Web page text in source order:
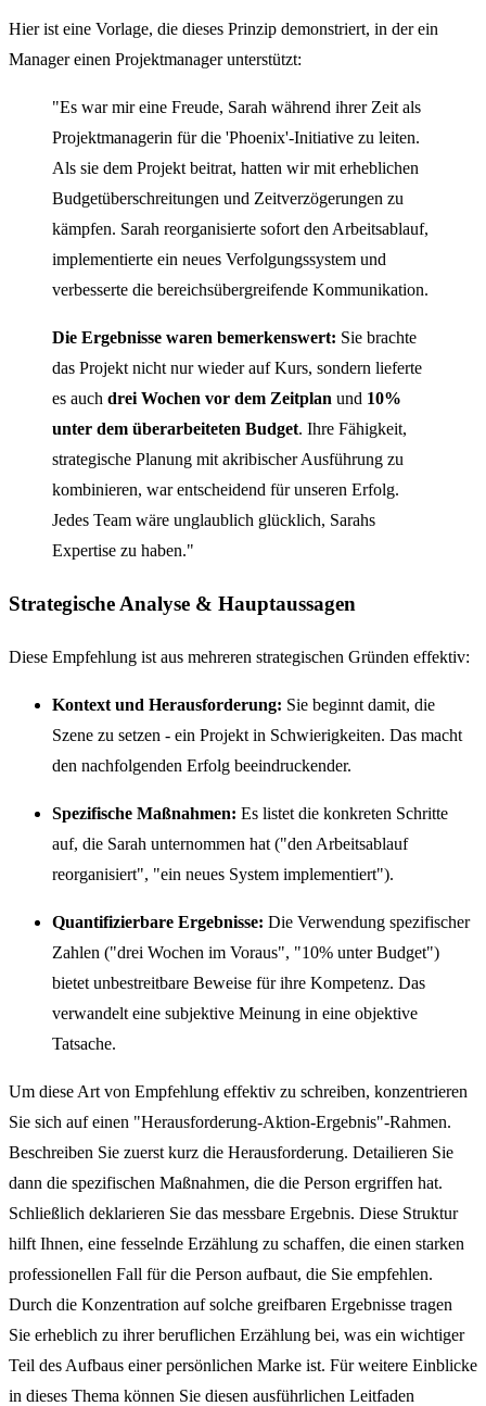
Hier ist eine Vorlage, die dieses Prinzip demonstriert, in der ein
Manager einen Projektmanager unterstützt:
"Es war mir eine Freude, Sarah während ihrer Zeit als
Projektmanagerin für die 'Phoenix'-Initiative zu leiten.
Als sie dem Projekt beitrat, hatten wir mit erheblichen
Budgetüberschreitungen und Zeitverzögerungen zu
kämpfen. Sarah reorganisierte sofort den Arbeitsablauf,
implementierte ein neues Verfolgungssystem und
verbesserte die bereichsübergreifende Kommunikation.
Die Ergebnisse waren bemerkenswert: Sie brachte
das Projekt nicht nur wieder auf Kurs, sondern lieferte
es auch drei Wochen vor dem Zeitplan und 10%
unter dem überarbeiteten Budget. Ihre Fähigkeit,
strategische Planung mit akribischer Ausführung zu
kombinieren, war entscheidend für unseren Erfolg.
Jedes Team wäre unglaublich glücklich, Sarahs
Expertise zu haben."
Strategische Analyse & Hauptaussagen
Diese Empfehlung ist aus mehreren strategischen Gründen effektiv:
Kontext und Herausforderung: Sie beginnt damit, die
Szene zu setzen - ein Projekt in Schwierigkeiten. Das macht
den nachfolgenden Erfolg beeindruckender.
Spezifische Maßnahmen: Es listet die konkreten Schritte
auf, die Sarah unternommen hat ("den Arbeitsablauf
reorganisiert", "ein neues System implementiert").
Quantifizierbare Ergebnisse: Die Verwendung spezifischer
Zahlen ("drei Wochen im Voraus", "10% unter Budget")
bietet unbestreitbare Beweise für ihre Kompetenz. Das
verwandelt eine subjektive Meinung in eine objektive
Tatsache.
Um diese Art von Empfehlung effektiv zu schreiben, konzentrieren
Sie sich auf einen "Herausforderung-Aktion-Ergebnis"-Rahmen.
Beschreiben Sie zuerst kurz die Herausforderung. Detailieren Sie
dann die spezifischen Maßnahmen, die die Person ergriffen hat.
Schließlich deklarieren Sie das messbare Ergebnis. Diese Struktur
hilft Ihnen, eine fesselnde Erzählung zu schaffen, die einen starken
professionellen Fall für die Person aufbaut, die Sie empfehlen.
Durch die Konzentration auf solche greifbaren Ergebnisse tragen
Sie erheblich zu ihrer beruflichen Erzählung bei, was ein wichtiger
Teil des Aufbaus einer persönlichen Marke ist. Für weitere Einblicke
in dieses Thema können Sie diesen ausführlichen Leitfaden